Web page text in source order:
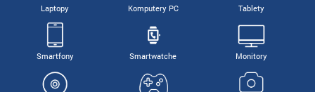
Laptopy Komputery PC Tablety
Smartfony Smartwatche Monitory